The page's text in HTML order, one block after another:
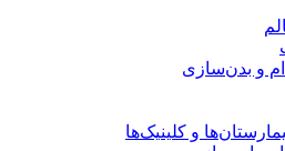
و بدن‌سازی
و کلینیک‌ها